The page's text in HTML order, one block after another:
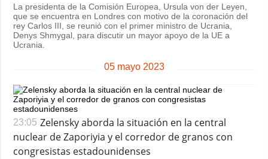
La presidenta de la Comisión Europea, Ursula von der Leyen,
que se encuentra en Londres con motivo de la coronación del
rey Carlos III, se reunió con el primer ministro de Ucrania,
Denys Shmygal, para discutir un mayor apoyo de la UE a
Ucrania.
05 mayo 2023
23:05 Zelensky aborda la situación en la central
nuclear de Zaporiyia y el corredor de granos con
congresistas estadounidenses